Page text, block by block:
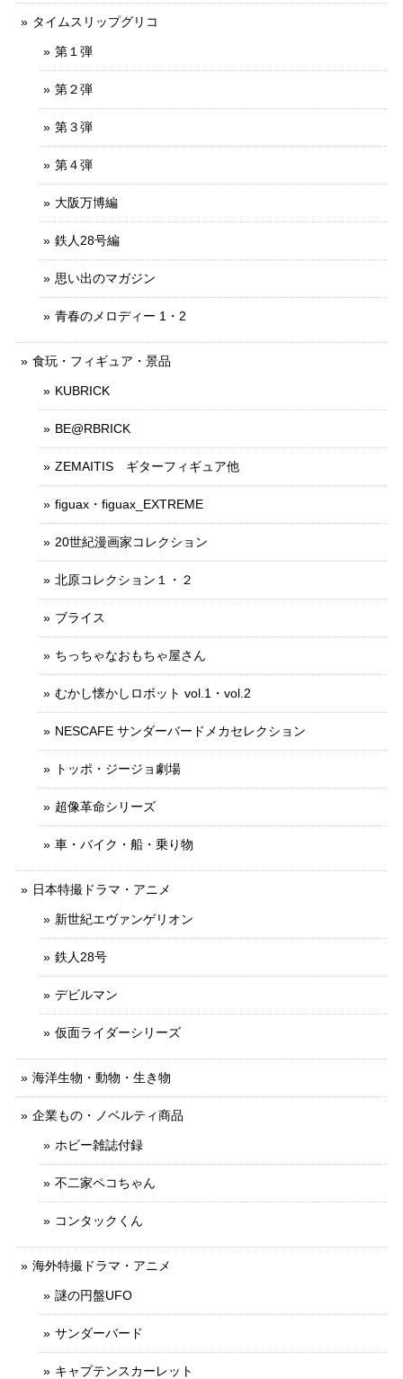
タイムスリップグリコ
第１弾
第２弾
第３弾
第４弾
大阪万博編
鉄人28号編
思い出のマガジン
青春のメロディー 1・2
食玩・フィギュア・景品
KUBRICK
BE@RBRICK
ZEMAITIS ギターフィギュア他
figuax・figuax_EXTREME
20世紀漫画家コレクション
北原コレクション１・２
ブライス
ちっちゃなおもちゃ屋さん
むかし懐かしロボット vol.1・vol.2
NESCAFE サンダーバードメカセレクション
トッポ・ジージョ劇場
超像革命シリーズ
車・バイク・船・乗り物
日本特撮ドラマ・アニメ
新世紀エヴァンゲリオン
鉄人28号
デビルマン
仮面ライダーシリーズ
海洋生物・動物・生き物
企業もの・ノベルティ商品
ホビー雑誌付録
不二家ペコちゃん
コンタックくん
海外特撮ドラマ・アニメ
謎の円盤UFO
サンダーバード
キャプテンスカーレット